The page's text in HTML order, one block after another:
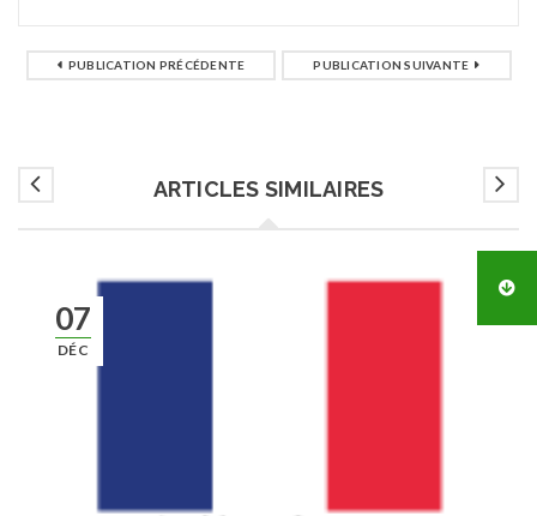
PUBLICATION PRÉCÉDENTE PUBLICATION SUIVANTE
ARTICLES SIMILAIRES
07
DÉC